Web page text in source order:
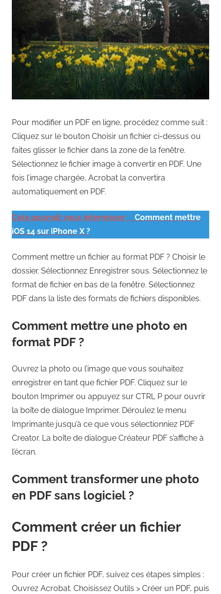
Pour modifier un PDF en ligne, procédez comme suit :
Cliquez sur le bouton Choisir un fichier ci-dessus ou
faites glisser le fichier dans la zone de la fenêtre.
Sélectionnez le fichier image à convertir en PDF. Une
fois l’image chargée, Acrobat la convertira
automatiquement en PDF.
Cela pourrait vous interrésser :
Comment mettre
iOS 14 sur iPhone X ?
Comment mettre un fichier au format PDF ? Choisir le
dossier. Sélectionnez Enregistrer sous. Sélectionnez le
format de fichier en bas de la fenêtre. Sélectionnez
PDF dans la liste des formats de fichiers disponibles.
Comment mettre une photo en
format PDF ?
Ouvrez la photo ou l’image que vous souhaitez
enregistrer en tant que fichier PDF. Cliquez sur le
bouton Imprimer ou appuyez sur CTRL P pour ouvrir
la boîte de dialogue Imprimer. Déroulez le menu
Imprimante jusqu’à ce que vous sélectionniez PDF
Creator. La boîte de dialogue Créateur PDF s’affiche à
l’écran.
Comment transformer une photo
en PDF sans logiciel ?
Comment créer un fichier
PDF ?
Pour créer un fichier PDF, suivez ces étapes simples :
Ouvrez Acrobat. Choisissez Outils > Créer un PDF, puis